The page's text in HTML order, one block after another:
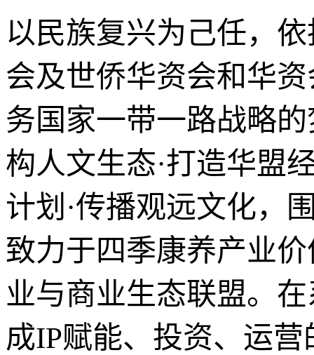
以民族复兴为己任，
会及世侨华资会和华
务国家一带一路战略
构人文生态·打造华盟
计划·传播观远文化，
致力于四季康养产业
业与商业生态联盟。
成IP赋能、投资、运